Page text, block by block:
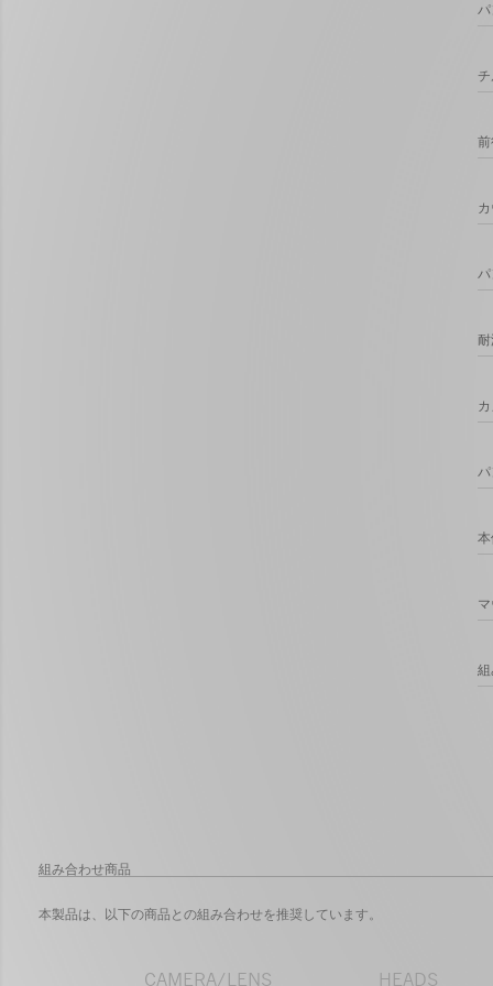
組み合わせ商品
本製品は、以下の商品との組み合わせを推奨しています。
CAMERA/LENS HEADS